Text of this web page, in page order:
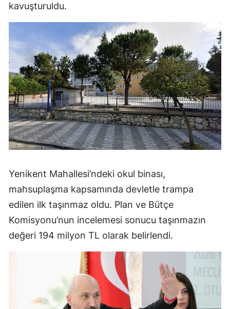
kavuşturuldu.
Yenikent Mahallesi’ndeki okul binası,
mahsuplaşma kapsamında devletle trampa
edilen ilk taşınmaz oldu. Plan ve Bütçe
Komisyonu’nun incelemesi sonucu taşınmazın
değeri 194 milyon TL olarak belirlendi.